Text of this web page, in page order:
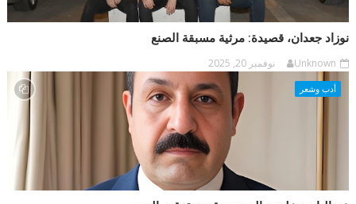
نوزاد جعدان، قصيدة: مرثية مسبقة الصنع
Unknown نوفمبر 20, 2025
أدب وشعر